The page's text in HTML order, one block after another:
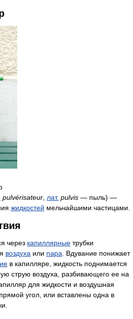
pulvérisateur, лат. pulvis — пыль) —
жидкостей мельчайшими частицами.
через капиллярные трубки
воздуха или пара. Вдувание понижает
в капилляре, жидкость поднимается
струю воздуха, разбивающего ее на
для жидкости и воздушная
угол, или вставлены одна в